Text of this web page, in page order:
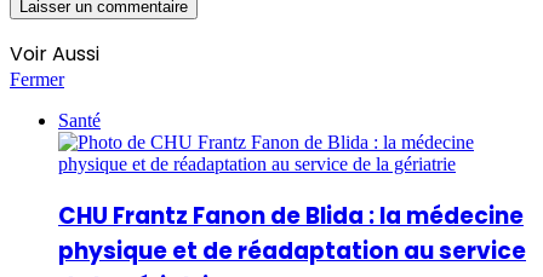
Voir Aussi
Fermer
Santé
CHU Frantz Fanon de Blida : la médecine
physique et de réadaptation au service